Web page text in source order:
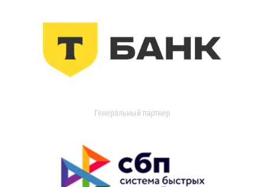
Генеральный партнер